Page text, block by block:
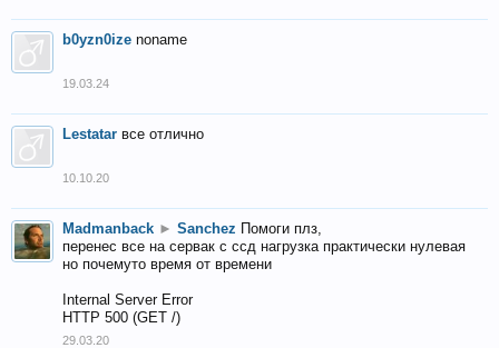
b0yzn0ize noname
19.03.24
Lestatar все отлично
10.10.20
Madmanback ► Sanchez Помоги плз,
перенес все на сервак с ссд нагрузка практически нулевая
но почемуто время от времени
Internal Server Error
HTTP 500 (GET /)
29.03.20